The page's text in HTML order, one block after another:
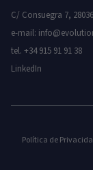
C/ Consuegra 7,
e-mail:
tel. +34 915 91 91 38
LinkedIn
Política de